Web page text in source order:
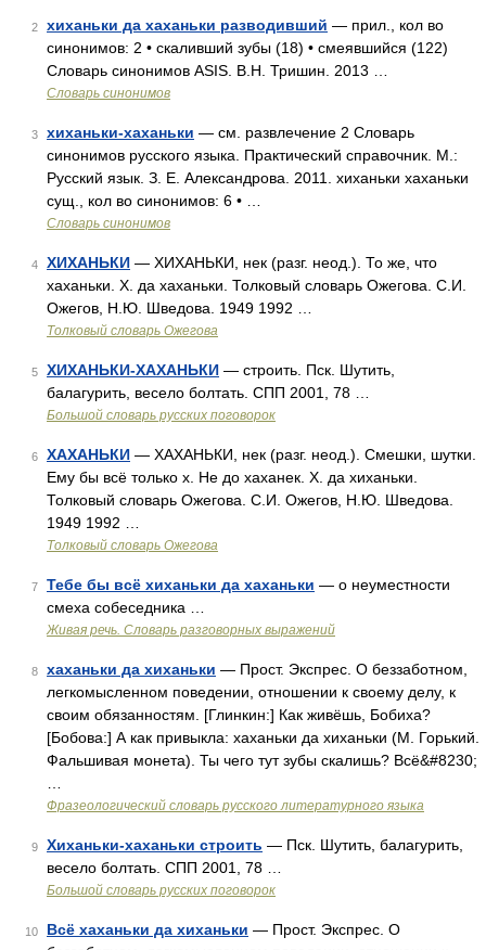
2 хиханьки да хаханьки разводивший — прил., кол во
синонимов: 2 • скаливший зубы (18) • смеявшийся (122)
Словарь синонимов ASIS. В.Н. Тришин. 2013 …
Словарь синонимов
3 хиханьки-хаханьки — см. развлечение 2 Словарь
синонимов русского языка. Практический справочник. М.:
Русский язык. З. Е. Александрова. 2011. хиханьки хаханьки
сущ., кол во синонимов: 6 • …
Словарь синонимов
4 ХИХАНЬКИ — ХИХАНЬКИ, нек (разг. неод.). То же, что
хаханьки. Х. да хаханьки. Толковый словарь Ожегова. С.И.
Ожегов, Н.Ю. Шведова. 1949 1992 …
Толковый словарь Ожегова
5 ХИХАНЬКИ-ХАХАНЬКИ — строить. Пск. Шутить,
балагурить, весело болтать. СПП 2001, 78 …
Большой словарь русских поговорок
6 ХАХАНЬКИ — ХАХАНЬКИ, нек (разг. неод.). Смешки, шутки.
Ему бы всё только х. Не до хаханек. Х. да хиханьки.
Толковый словарь Ожегова. С.И. Ожегов, Н.Ю. Шведова.
1949 1992 …
Толковый словарь Ожегова
7 Тебе бы всё хиханьки да хаханьки — о неуместности
смеха собеседника …
Живая речь. Словарь разговорных выражений
8 хаханьки да хиханьки — Прост. Экспрес. О беззаботном,
легкомысленном поведении, отношении к своему делу, к
своим обязанностям. [Глинкин:] Как живёшь, Бобиха?
[Бобова:] А как привыкла: хаханьки да хиханьки (М. Горький.
Фальшивая монета). Ты чего тут зубы скалишь? Всё&#8230;
Фразеологический словарь русского литературного языка
9 Хиханьки-хаханьки строить — Пск. Шутить, балагурить,
весело болтать. СПП 2001, 78 …
Большой словарь русских поговорок
10 Всё хаханьки да хиханьки — Прост. Экспрес. О